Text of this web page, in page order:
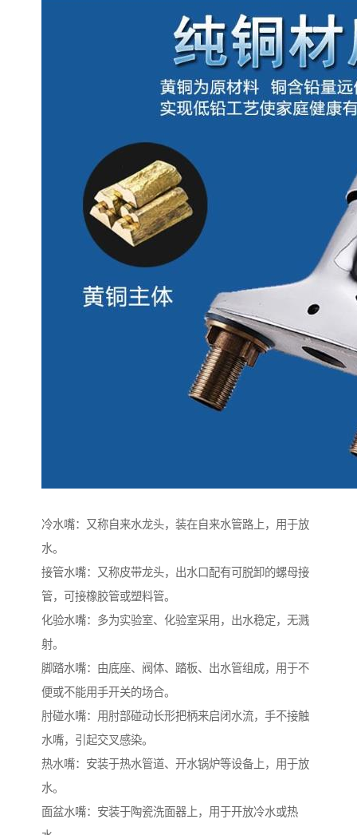
冷水嘴：又称自来水龙头，装在自来水管路上，用于放
水。
接管水嘴：又称皮带龙头，出水口配有可脱卸的螺母接
管，可接橡胶管或塑料管。
化验水嘴：多为实验室、化验室采用，出水稳定，无溅
射。
脚踏水嘴：由底座、阀体、踏板、出水管组成，用于不
便或不能用手开关的场合。
肘碰水嘴：用肘部碰动长形把柄来启闭水流，手不接触
水嘴，引起交叉感染。
热水嘴：安装于热水管道、开水锅炉等设备上，用于放
水。
面盆水嘴：安装于陶瓷洗面器上，用于开放冷水或热